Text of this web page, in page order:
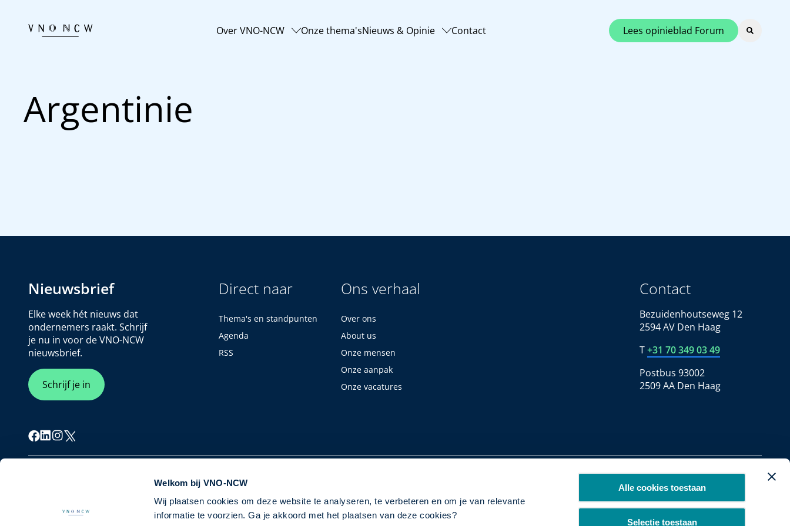
Welkom bij VNO-NCW
Wij plaatsen cookies om deze website te analyseren, te verbeteren en om je van relevante
informatie te voorzien. Ga je akkoord met het plaatsen van deze cookies?
Alle cookies toestaan
Selectie toestaan
Over VNO-NCW Onze thema'sNieuws & Opinie Contact Lees opinieblad Forum
Argentinie
Nieuwsbrief
Elke week hét nieuws dat
ondernemers raakt. Schrijf
je nu in voor de VNO-NCW
nieuwsbrief.
Schrijf je in
Direct naar
Thema's en standpunten
Agenda
RSS
Ons verhaal
Over ons
About us
Onze mensen
Onze aanpak
Onze vacatures
Contact
Bezuidenhoutseweg 12
2594 AV Den Haag
T+31 70 349 03 49
Postbus 93002
2509 AA Den Haag
Privacybeleid Disclaimer Copyright 2026